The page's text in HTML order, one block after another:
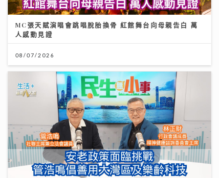
MC張天賦演唱會跳唱脫胎換骨 紅館舞台向母親告白 萬
人感動見證
08/07/2026